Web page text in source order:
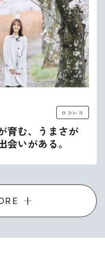
ロコレコ
育む、うまさが
いがある。